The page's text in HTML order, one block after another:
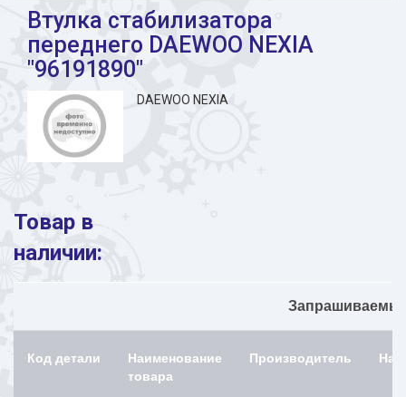
Втулка стабилизатора
переднего DAEWOO NEXIA
"96191890"
DAEWOO NEXIA
Товар в
наличии:
Код детали
Наименование
товара
Производитель